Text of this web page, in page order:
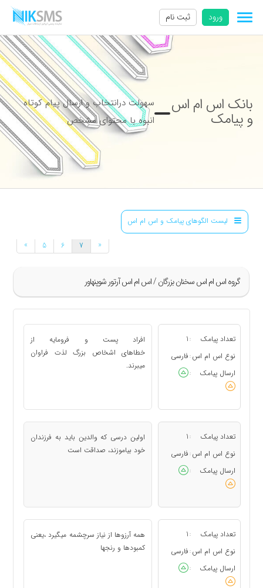
ورود ثبت نام
بانک اس ام اس
و پیامک
سهولت درانتخاب و ارسال پیام کوتاه
انبوه با محتوای مشخص
لیست الگوهای پیامک و اس ام اس
گروه اس ام اس سخنان بزرگان / اس ام اس آرتور شوپنهاور
» 5 6 7 «
تعداد پیامک :
1
نوع اس ام اس : فارسی
ارسال پیامک
:
افراد پست و فرومایه از
خطاهای اشخاص بزرگ لذت فراوان
میبرند.
تعداد پیامک :
1
نوع اس ام اس : فارسی
ارسال پیامک
:
اولین درسی که والدین باید به فرزندان
خود بیاموزند، صداقت است
تعداد پیامک :
1
نوع اس ام اس : فارسی
ارسال پیامک
:
همه آرزوها از نیاز سرچشمه میگیرد ،یعنی
کمبودها و رنجها